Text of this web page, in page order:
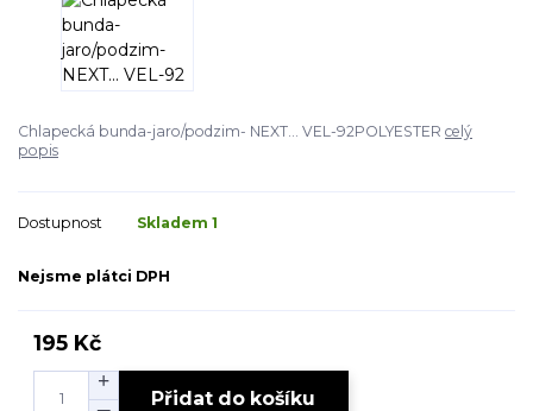
Chlapecká bunda-jaro/podzim- NEXT... VEL-92POLYESTER celý
popis
Dostupnost Skladem 1
Nejsme plátci DPH
195 Kč
Přidat do košíku